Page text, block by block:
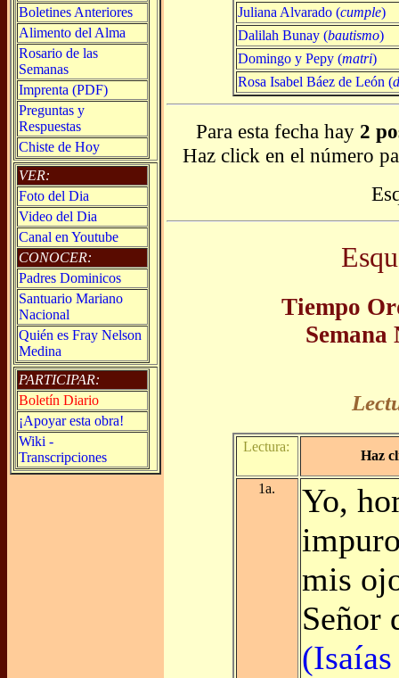
Boletines Anteriores
Alimento del Alma
Rosario de las
Semanas
Imprenta (PDF)
Preguntas y
Respuestas
Chiste de Hoy
VER:
Foto del Dia
Video del Dia
Canal en Youtube
CONOCER:
Padres Dominicos
Santuario Mariano
Nacional
Quién es Fray Nelson
Medina
PARTICIPAR:
Boletín Diario
¡Apoyar esta obra!
Wiki -
Transcripciones
Juliana Alvarado (cumple)
Dalilah Bunay (bautismo)
Domingo y Pepy (matri)
Rosa Isabel Báez de León (
Para esta fecha hay 2
Haz click en el número
Tiempo
Semana
Lectura:
Haz
1a.
Yo,
mis
Señor